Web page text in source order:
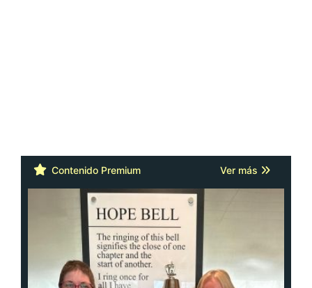
Contenido Premium Ver más